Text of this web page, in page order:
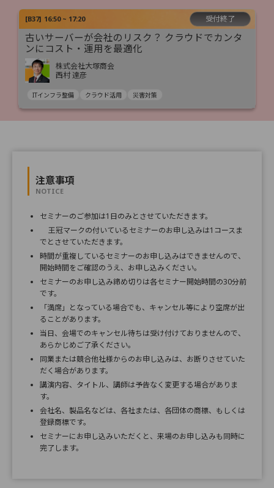
[B37] 16:50 ~ 17:20 受付終了
古いサーバーが会社のリスク？ クラウドでカンタ
ンにコスト・運用を最適化
株式会社大塚商会
西村 達彦
ITインフラ整備 クラウド活用 災害対策
注意事項
NOTICE
セミナーのご参加は1日のみとさせていただきます。
王冠マークの付いているセミナーのお申し込みは1コースま
でとさせていただきます。
時間が重複しているセミナーのお申し込みはできませんので、
開始時間をご確認のうえ、お申し込みください。
セミナーのお申し込み締め切りは各セミナー開始時間の30分前
です。
「満席」となっている場合でも、キャンセル等により空席が出
ることがあります。
当日、会場でのキャンセル待ちは受け付けておりませんので、
あらかじめご了承ください。
同業または競合他社様からのお申し込みは、お断りさせていた
だく場合があります。
講演内容、タイトル、講師は予告なく変更する場合がありま
す。
会社名、製品名などは、各社または、各団体の商標、もしくは
登録商標です。
セミナーにお申し込みいただくと、来場のお申し込みも同時に
完了します。